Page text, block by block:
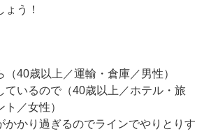
う！
（40歳以上／運輸・倉庫／男性）
ているので（40歳以上／ホテル・旅
／女性）
かかり過ぎるのでラインでやりとりす